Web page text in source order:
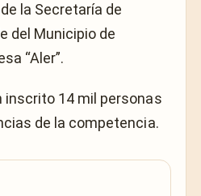
la Secretaría de
del Municipio de
“Aler”.
14 mil personas
de la competencia.